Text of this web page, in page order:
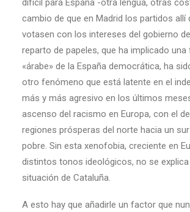
difícil para España -otra lengua, otras
cambio de que en Madrid los partidos allí
votasen con los intereses del gobierno
reparto de papeles, que ha implicado
«árabe» de la España democrática, ha
otro fenómeno que está latente en el
más y más agresivo en los últimos
ascenso del racismo en Europa, con el
regiones prósperas del norte hacia un
pobre. Sin esta xenofobia, creciente en
distintos tonos ideológicos, no se
situación de Cataluña.
A esto hay que añadirle un factor que